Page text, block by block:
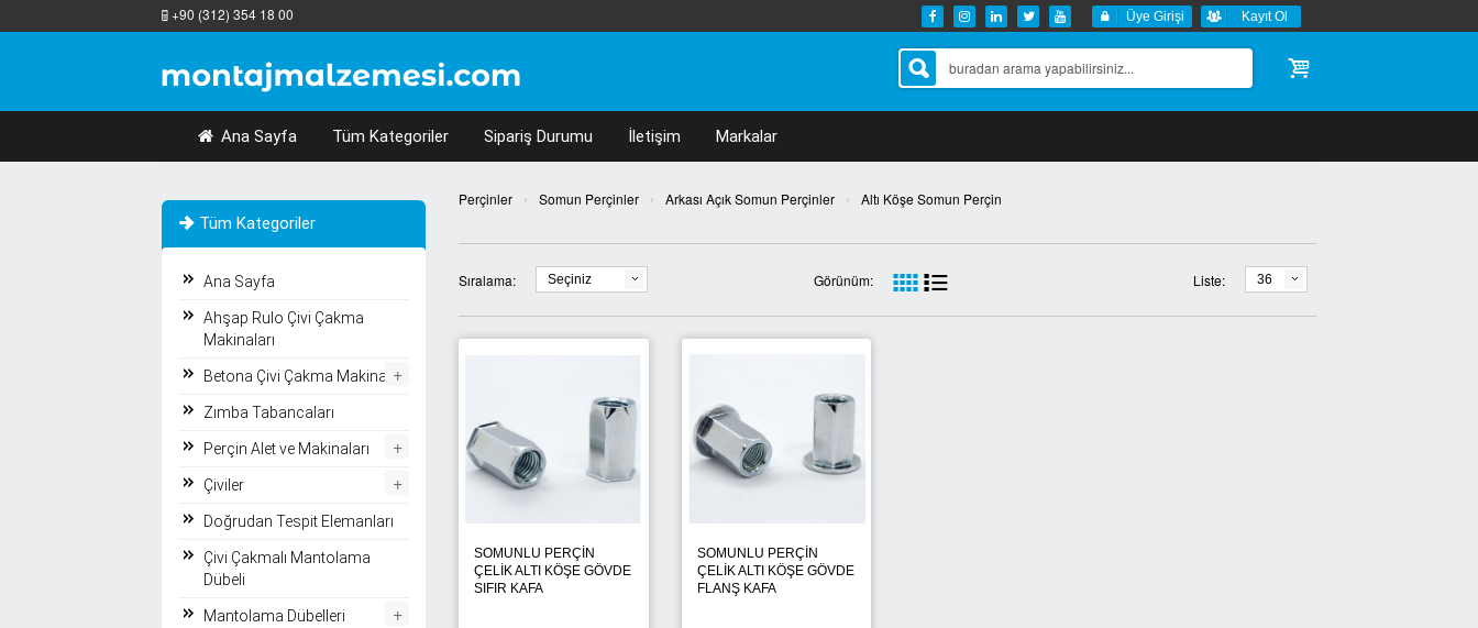
+90 (312) 354 18 00 Üye Girişi Kayıt Ol
Ana Sayfa Tüm Kategoriler Sipariş Durumu İletişim Markalar
Perçinler › Somun Perçinler › Arkası Açık Somun Perçinler › Altı Köşe Somun Perçin
Sıralama: Seçiniz Görünüm: Liste: 36
SOMUNLU PERÇİN
ÇELİK ALTI KÖŞE GÖVDE
SIFIR KAFA
SOMUNLU PERÇİN
ÇELİK ALTI KÖŞE GÖVDE
FLANŞ KAFA
Tüm Kategoriler
Ana Sayfa
Ahşap Rulo Çivi Çakma
Makinaları
Betona Çivi Çakma Makinaları
+
Zımba Tabancaları
Perçin Alet ve Makinaları +
Çiviler +
Doğrudan Tespit Elemanları
Çivi Çakmalı Mantolama
Dübeli
Mantolama Dübelleri +